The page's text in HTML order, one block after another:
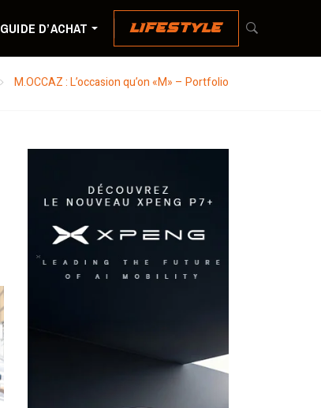
GUIDE D’ACHAT LIFESTYLE
M.OCCAZ : L’occasion qu’on «M» – Portfolio